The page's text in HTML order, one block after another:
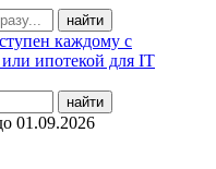
каждому с
ипотекой для IT
найти
01.09.2026